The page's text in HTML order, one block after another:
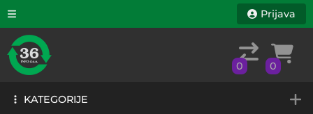
KATEGORIJE
Prijava
0 0
KATEGORIJE